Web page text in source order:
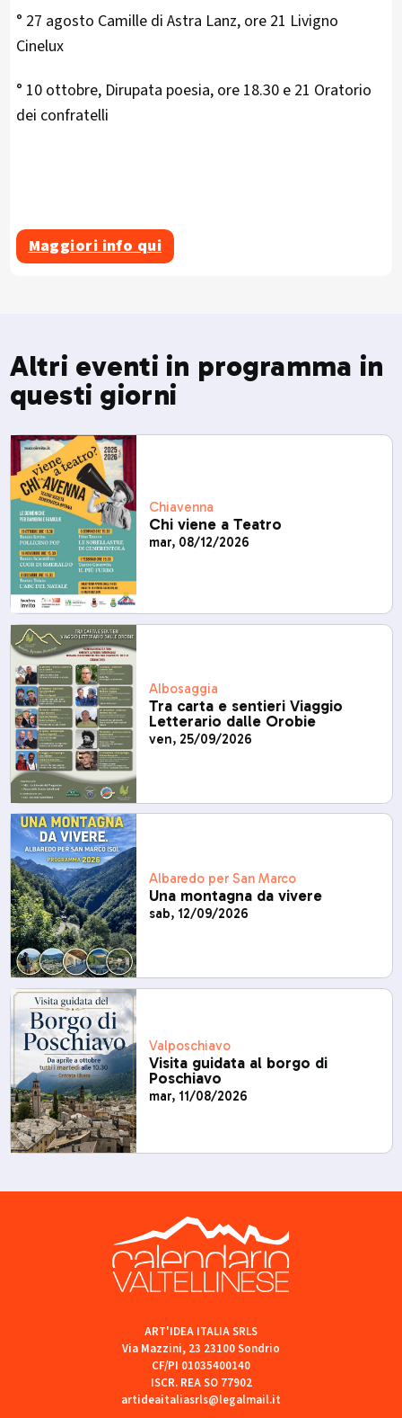
° 27 agosto Camille di Astra Lanz, ore 21 Livigno
Cinelux
° 10 ottobre, Dirupata poesia, ore 18.30 e 21 Oratorio
dei confratelli
Maggiori info qui
Altri eventi in programma in
questi giorni
Chiavenna
Chi viene a Teatro
mar, 08/12/2026
Albosaggia
Tra carta e sentieri Viaggio
Letterario dalle Orobie
ven, 25/09/2026
Albaredo per San Marco
Una montagna da vivere
sab, 12/09/2026
Valposchiavo
Visita guidata al borgo di
Poschiavo
mar, 11/08/2026
ART'IDEA ITALIA SRLS
Via Mazzini, 23 23100 Sondrio
CF/PI 01035400140
ISCR. REA SO 77902
artideaitaliasrls@legalmail.it